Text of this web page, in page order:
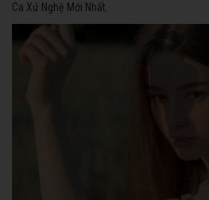
Ca Xứ Nghệ Mới Nhất.